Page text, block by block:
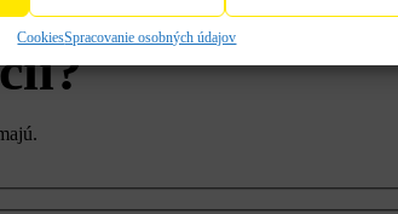
CookiesSpracovanie osobných údajov